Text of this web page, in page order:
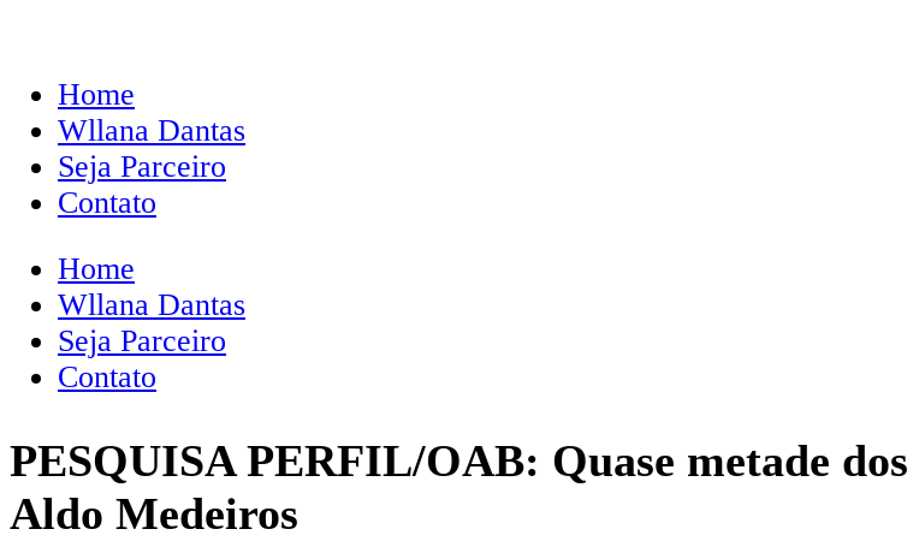
Home
Wllana Dantas
Seja Parceiro
Contato
Home
Wllana Dantas
Seja Parceiro
Contato
PESQUISA PERFIL/OAB: Quase metade
Aldo Medeiros